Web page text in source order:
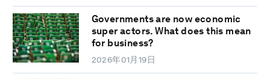
Governments are now economic
super actors. What does this mean
for business?
2026年01月19日